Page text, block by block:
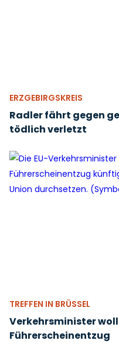
ERZGEBIRGSKREIS
Radler fährt gegen
tödlich verletzt
TREFFEN IN BRÜSSEL
Verkehrsminister
Führerscheinentzug